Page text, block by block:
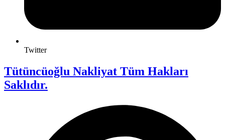
Twitter
Tütüncüoğlu Nakliyat Tüm Hakları
Saklıdır.